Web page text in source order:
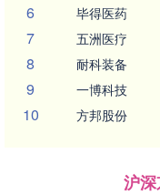
6 毕得医药
7 五洲医疗
8 耐科装备
9 一博科技
10 方邦股份
沪